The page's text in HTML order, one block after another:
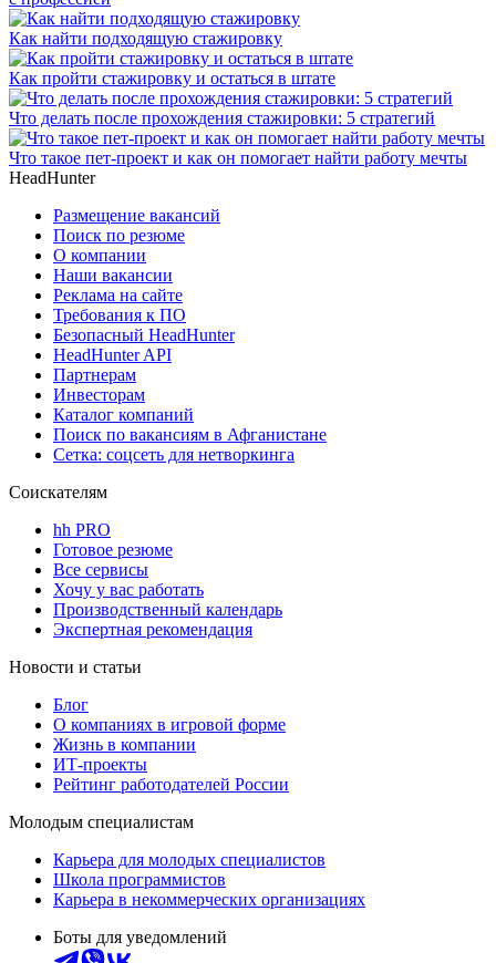
Как найти подходящую стажировку
Как пройти стажировку и остаться в штате
Что делать после прохождения стажировки: 5 стратегий
Что такое пет-проект и как он помогает найти работу мечты
HeadHunter
Размещение вакансий
Поиск по резюме
О компании
Наши вакансии
Реклама на сайте
Требования к ПО
Безопасный HeadHunter
HeadHunter API
Партнерам
Инвесторам
Каталог компаний
Поиск по вакансиям в Афганистане
Сетка: соцсеть для нетворкинга
Соискателям
hh PRO
Готовое резюме
Все сервисы
Хочу у вас работать
Производственный календарь
Экспертная рекомендация
Новости и статьи
Блог
О компаниях в игровой форме
Жизнь в компании
ИТ-проекты
Рейтинг работодателей России
Молодым специалистам
Карьера для молодых специалистов
Школа программистов
Карьера в некоммерческих организациях
Боты для уведомлений